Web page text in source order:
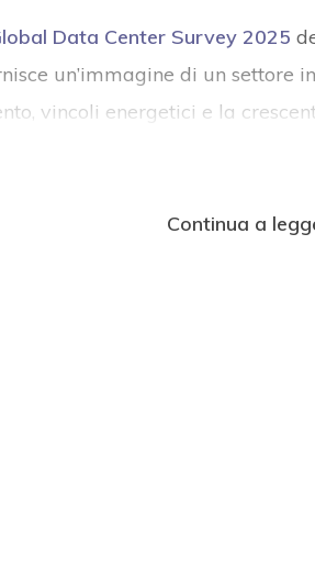
Data Center Survey 2025
un’immagine di un settore
vincoli energetici e la
Continua a